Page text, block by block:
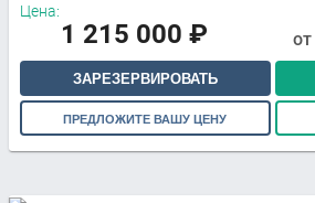
Цена:
1 215 000 ₽ от
ЗАРЕЗЕРВИРОВАТЬ
ПРЕДЛОЖИТЕ ВАШУ ЦЕНУ